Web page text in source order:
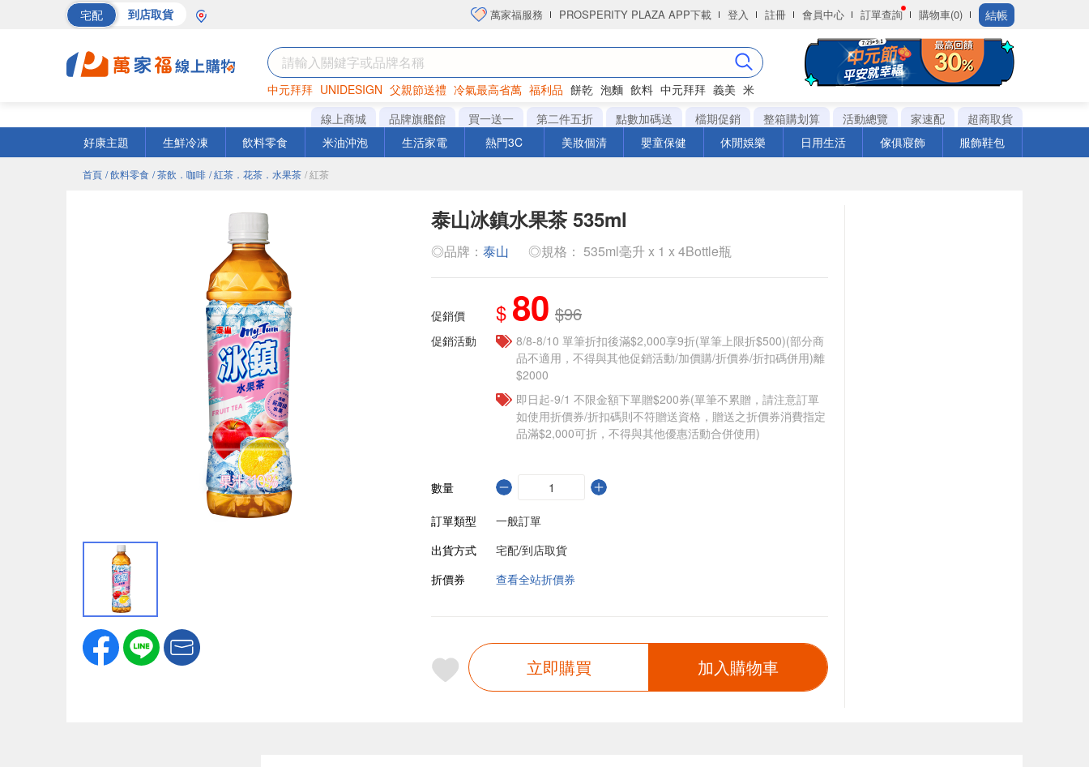
宅配 到店取貨 萬家福服務 PROSPERITY PLAZA APP下載 登入 註冊 會員中心 訂單查詢 購物車(0) 結帳
中元拜拜 UNIDESIGN 父親節送禮 冷氣最高省萬 福利品 餅乾 泡麵 飲料 中元拜拜 義美 米
罐頭 海苔 洋芋片
線上商城 品牌旗艦館 買一送一 第二件五折 點數加碼送 檔期促銷 整箱購划算 活動總覽 家速配
超商取貨
好康主題
生鮮冷凍 飲料零食 米油沖泡 生活家電 熱門3C 美妝個清 嬰童保健 休閒娛樂 日用生活 傢俱寢飾 服飾鞋包
首頁 / 飲料零食 / 茶飲．咖啡 / 紅茶．花茶．水果茶 / 紅茶
泰山冰鎮水果茶 535ml
◎品牌： 泰山 ◎規格： 535ml毫升 x 1 x 4Bottle瓶
促銷價 $ 80 $96
促銷活動
8/8-8/10 單筆折扣後滿$2,000享9折(單筆上限折$500)(部分商
品不適用，不得與其他促銷活動/加價購/折價券/折扣碼併用)離
$2000
即日起-9/1 不限金額下單贈$200券(單筆不累贈，請注意訂單
如使用折價券/折扣碼則不符贈送資格，贈送之折價券消費指定
品滿$2,000可折，不得與其他優惠活動合併使用)
數量
訂單類型
一般訂單
出貨方式
宅配/到店取貨
折價券
查看全站折價券
立即購買 加入購物車